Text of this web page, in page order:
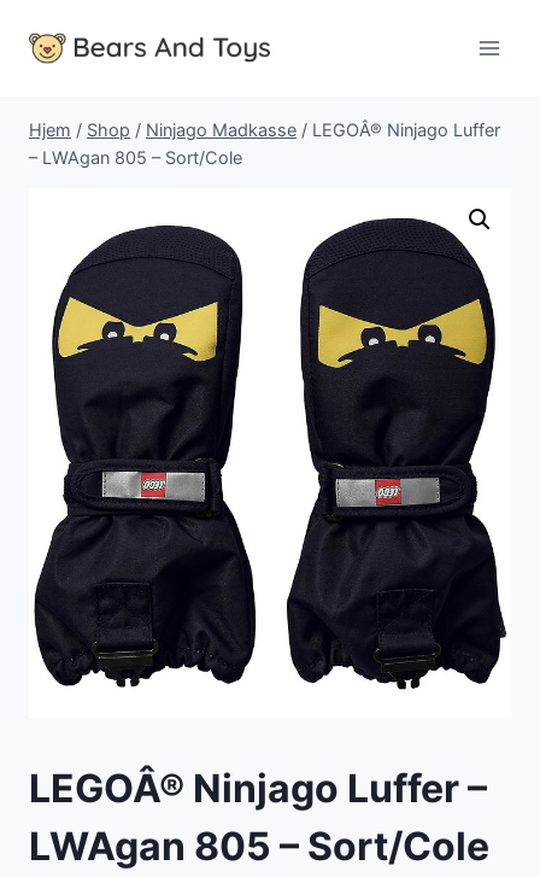
Hjem / Shop / Ninjago Madkasse / LEGOÂ® Ninjago Luffer
– LWAgan 805 – Sort/Cole
LEGOÂ® Ninjago Luffer –
LWAgan 805 – Sort/Cole